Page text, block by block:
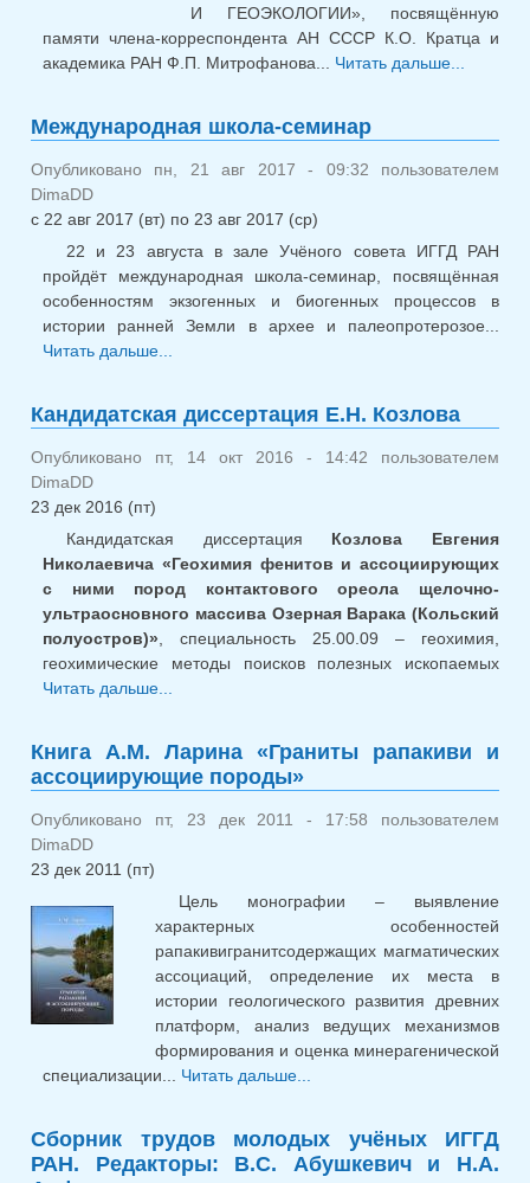
И ГЕОЭКОЛОГИИ», посвящённую
памяти члена-корреспондента АН СССР К.О. Кратца и
академика РАН Ф.П. Митрофанова... Читать дальше...
Международная школа-семинар
Опубликовано пн, 21 авг 2017 - 09:32 пользователем
DimaDD
с 22 авг 2017 (вт) по 23 авг 2017 (ср)
22 и 23 августа в зале Учёного совета ИГГД РАН
пройдёт международная школа-семинар, посвящённая
особенностям экзогенных и биогенных процессов в
истории ранней Земли в архее и палеопротерозое...
Читать дальше...
Кандидатская диссертация Е.Н. Козлова
Опубликовано пт, 14 окт 2016 - 14:42 пользователем
DimaDD
23 дек 2016 (пт)
Кандидатская диссертация Козлова Евгения
Николаевича «Геохимия фенитов и ассоциирующих
с ними пород контактового ореола щелочно-
ультраосновного массива Озерная Варака (Кольский
полуостров)», специальность 25.00.09 – геохимия,
геохимические методы поисков полезных ископаемых
Читать дальше...
Книга А.М. Ларина «Граниты рапакиви и
ассоциирующие породы»
Опубликовано пт, 23 дек 2011 - 17:58 пользователем
DimaDD
23 дек 2011 (пт)
Цель монографии – выявление
характерных особенностей
рапакивигранитсодержащих магматических
ассоциаций, определение их места в
истории геологического развития древних
платформ, анализ ведущих механизмов
формирования и оценка минерагенической
специализации... Читать дальше...
Сборник трудов молодых учёных ИГГД
РАН. Редакторы: В.С. Абушкевич и Н.А.